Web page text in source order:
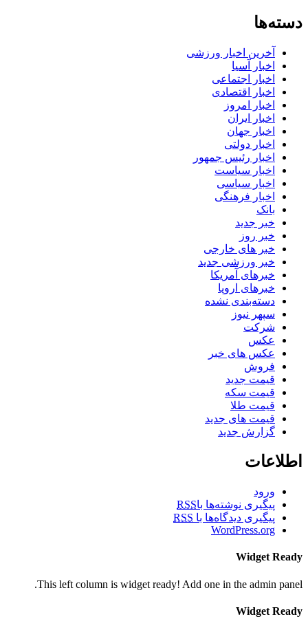
دسته‌ها
آخرین اخبار ورزشی
اخبار آسیا
اخبار اجتماعی
اخبار اقتصادی
اخبار امروز
اخبار ایران
اخبار جهان
اخبار دولتی
اخبار رئیس جمهور
اخبار سیاست
اخبار سیاسی
اخبار فرهنگی
بانک
خبر جدید
خبر روز
خبر های خارجی
خبر ورزشی جدید
خبرهای آمریکا
خبرهای اروپا
دسته‌بندی نشده
سپهر نیوز
شرکت
عکس
عکس های خبر
فروش
قیمت جدید
قیمت سکه
قیمت طلا
قیمت های جدید
گزارش جدید
اطلاعات
ورود
پیگیری نوشته‌ها باRSS
پیگیری دیدگاه‌ها با RSS
WordPress.org
Widget Ready
This left column is widget ready! Add one in the admin panel.
Widget Ready